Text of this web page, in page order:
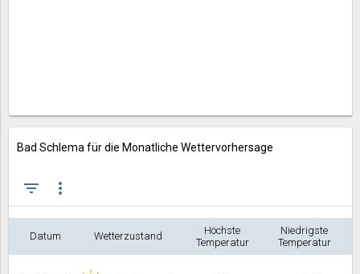
Bad Schlema für die Monatliche Wettervorhersage
filter_list more_vert
Datum Wetterzustand
Höchste
Temperatur
Niedrigste
Temperatur